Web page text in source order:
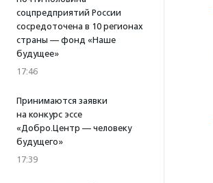
соцпредприятий России
сосредоточена в 10 регионах
страны — фонд «Наше
будущее»
17:46
Принимаются заявки
на конкурс эссе
«Добро.Центр — человеку
будущего»
17:39